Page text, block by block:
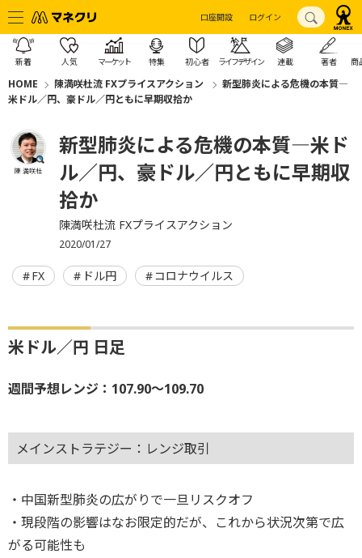
口座開設 ログイン
新着 人気 マーケット 特集 初心者 ライフデザイン 連載 著者 商
HOME 陳満咲杜流 FXプライスアクション
新型肺炎による危機の本質―
米ドル／円、豪ドル／円ともに早期収拾か
陳 満咲杜
新型肺炎による危機の本質―米ド
ル／円、豪ドル／円ともに早期収
拾か
陳満咲杜流 FXプライスアクション
2020/01/27
FX ドル円 コロナウイルス
米ドル／円 日足
週間予想レンジ：107.90～109.70
メインストラテジー：レンジ取引
・中国新型肺炎の広がりで一旦リスクオフ
・現段階の影響はなお限定的だが、これから状況次第で広
がる可能性も